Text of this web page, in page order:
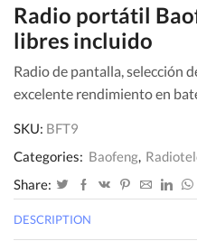
Radio portátil
libres incluido
Radio de pantalla, selección
excelente rendimiento en
SKU: BFT9
Categories: Baofeng,
Share:
DESCRIPTION